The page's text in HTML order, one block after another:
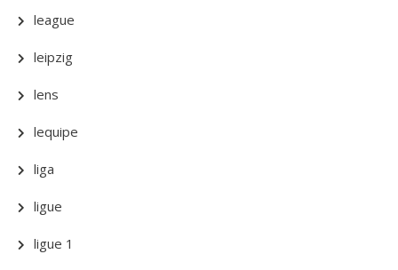
league
leipzig
lens
lequipe
liga
ligue
ligue 1